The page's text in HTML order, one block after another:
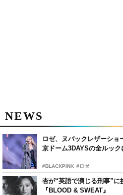
NEWS
ロゼ、ヌバックレザーシ
京ドーム3DAYSの全ルック
#BLACKPINK #ロゼ
杏が“英語で演じる刑事”
『BLOOD & SWEAT』